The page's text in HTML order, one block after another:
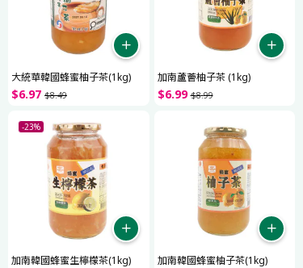
大統華韓國蜂蜜柚子茶(1kg)
$6.97 $8.49
加南蘆薈柚子茶 (1kg)
$6.99 $8.99
-23%
加南韓國蜂蜜生檸檬茶(1kg) 加南韓國蜂蜜柚子茶(1kg)